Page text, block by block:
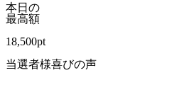
本日の
最高額
18,500pt
当選者様喜びの声